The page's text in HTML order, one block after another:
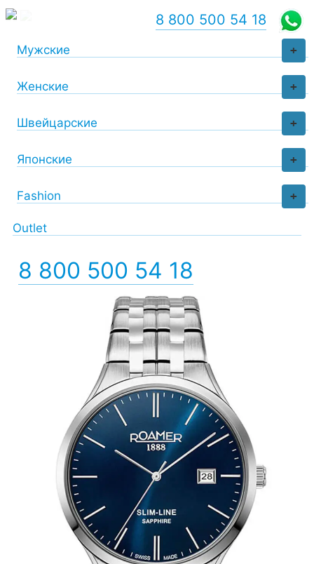
+
Мужские
+
Женские
+
Швейцарские
+
Японские
+
Fashion
Outlet
8 800 500 54 18
8 800 500 54 18